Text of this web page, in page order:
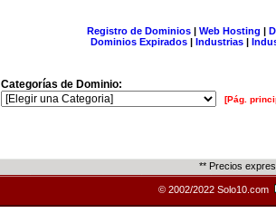
Registro de Dominios| Web Hosting |
Dominios Expirados | Industrias |
Categorías de Dominio:
[Pág.
** Precios
© 2002/2022 Solo10.com